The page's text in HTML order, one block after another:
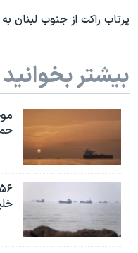
پرتاب راکت از جنوب لبنان
بیشتر بخوانید